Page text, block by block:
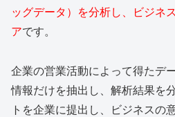
ッグデータ）を分析し、ビジネ
アです。
企業の営業活動によって得たデ
情報だけを抽出し、解析結果を
トを企業に提出し、ビジネスの